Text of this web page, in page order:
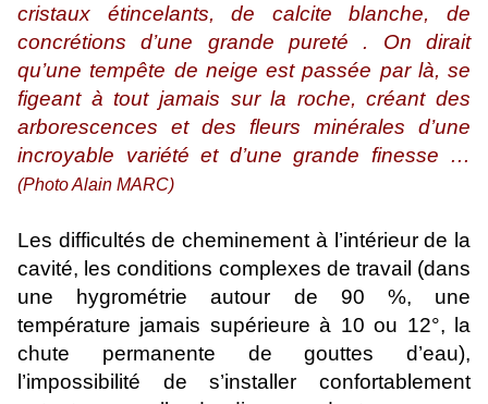
cristaux étincelants, de calcite blanche, de
concrétions d’une grande pureté . On dirait
qu’une tempête de neige est passée par là, se
figeant à tout jamais sur la roche, créant des
arborescences et des fleurs minérales d’une
incroyable variété et d’une grande finesse …
(Photo Alain MARC)
Les difficultés de cheminement à l’intérieur de la
cavité, les conditions complexes de travail (dans
une hygrométrie autour de 90 %, une
température jamais supérieure à 10 ou 12°, la
chute permanente de gouttes d’eau),
l’impossibilité de s’installer confortablement